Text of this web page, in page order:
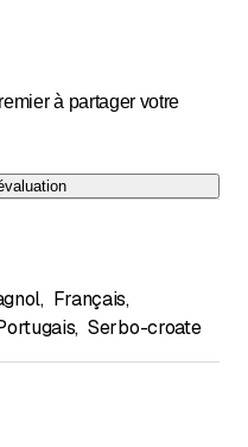
à partager votre
, Français,
, Serbo-croate